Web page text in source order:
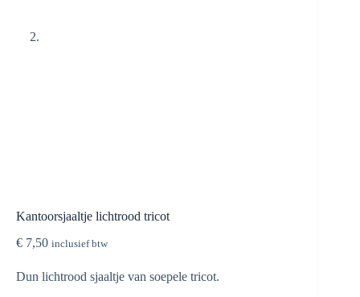
Kantoorsjaaltje lichtrood tricot
€ 7,50 inclusief btw
Dun lichtrood sjaaltje van soepele tricot.